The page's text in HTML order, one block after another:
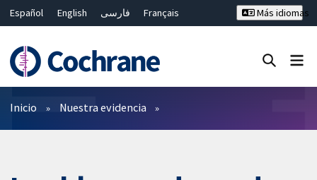
Español English فارسی
Français
Bahasa Malaysia
ไทย 繁體中文
Más idiomas
Filtros
Inicio Nuestra evidencia